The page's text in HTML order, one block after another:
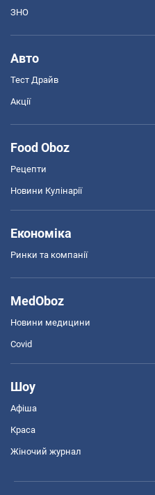
ЗНО
Авто
Тест Драйв
Акції
Food Oboz
Рецепти
Новини Кулінарії
Економіка
Ринки та компанії
MedOboz
Новини медицини
Covid
Шоу
Афіша
Краса
Жіночий журнал